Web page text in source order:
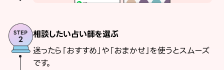
相談したい占い師を選ぶ
迷ったら「おすすめ」や「おまかせ」を使うとスムーズ
です。